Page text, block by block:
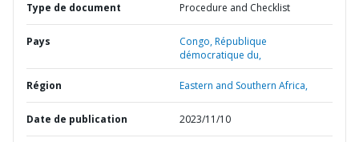
Type de document Procedure and Checklist
Pays Congo,République
démocratique du,
Région Eastern and Southern Africa,
Date de publication 2023/11/10